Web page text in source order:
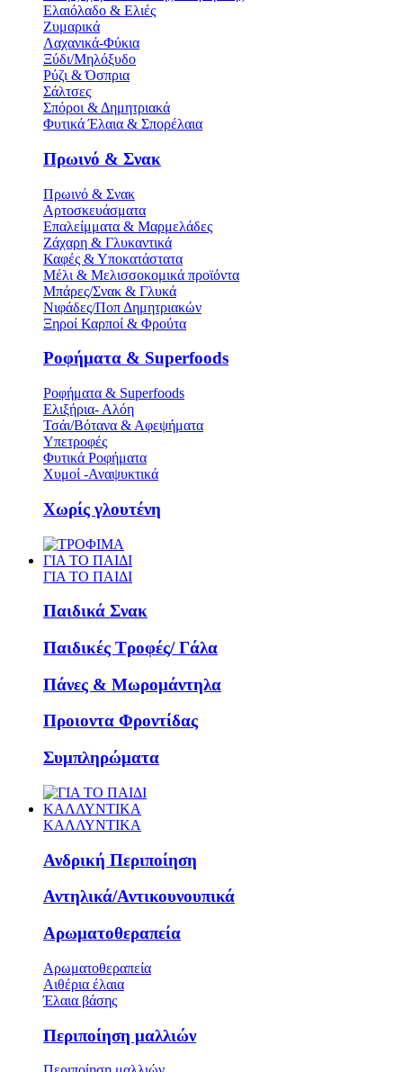
Ελαιόλαδο & Ελιές
Ζυμαρικά
Λαχανικά-Φύκια
Ξύδι/Μηλόξυδο
Ρύζι & Όσπρια
Σάλτσες
Σπόροι & Δημητριακά
Φυτικά Έλαια & Σπορέλαια
Πρωινό & Σνακ
Πρωινό & Σνακ
Αρτοσκευάσματα
Επαλείμματα & Μαρμελάδες
Ζάχαρη & Γλυκαντικά
Καφές & Υποκατάστατα
Μέλι & Μελισσοκομικά προϊόντα
Μπάρες/Σνακ & Γλυκά
Νιφάδες/Ποπ Δημητριακών
Ξηροί Καρποί & Φρούτα
Ροφήματα & Superfoods
Ροφήματα & Superfoods
Ελιξήρια- Αλόη
Τσάι/Βότανα & Αφεψήματα
Υπετροφές
Φυτικά Ροφήματα
Χυμοί -Αναψυκτικά
Χωρίς γλουτένη
ΓΙΑ ΤΟ ΠΑΙΔΙ
ΓΙΑ ΤΟ ΠΑΙΔΙ
Παιδικά Σνακ
Παιδικές Τροφές/ Γάλα
Πάνες & Μωρομάντηλα
Προιοντα Φροντίδας
Συμπληρώματα
ΚΑΛΛΥΝΤΙΚΑ
ΚΑΛΛΥΝΤΙΚΑ
Ανδρική Περιποίηση
Αντηλικά/Αντικουνουπικά
Αρωματοθεραπεία
Αρωματοθεραπεία
Αιθέρια έλαια
Έλαια βάσης
Περιποίηση μαλλιών